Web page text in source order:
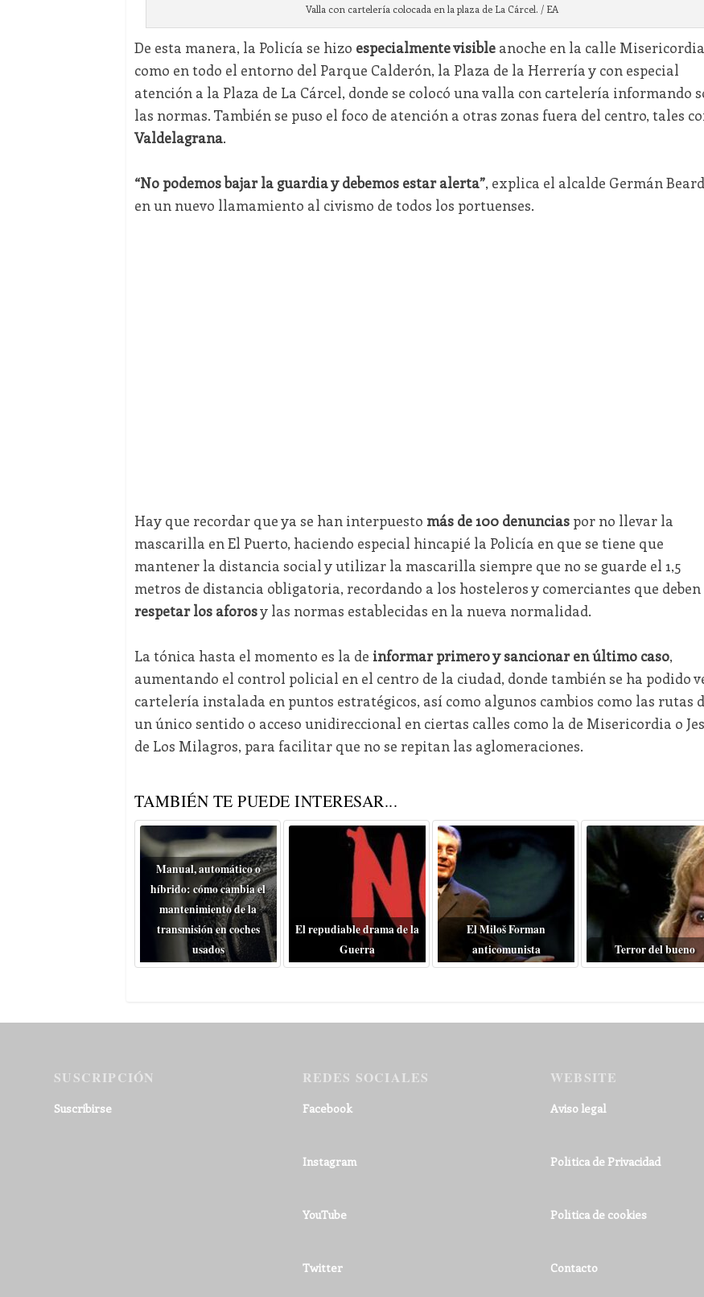
Valla con cartelería colocada en la plaza de La Cárcel. / EA
De esta manera, la Policía se hizo especialmente visibleanoche en la calle
como en todo el entorno del Parque Calderón, la Plaza de la Herrería y con especial
atención a la Plaza de La Cárcel, donde se colocó una valla con cartelería informando
las normas. También se puso el foco de atención a otras zonas fuera del centro, tales
Valdelagrana.
“No podemos bajar la guardia y debemos estar alerta”, explica el alcalde Germán
en un nuevo llamamiento al civismo de todos los portuenses.
Hay que recordar que ya se han interpuesto más de 100 denunciaspor no llevar la
mascarilla en El Puerto, haciendo especial hincapié la Policía en que se tiene que
mantener la distancia social y utilizar la mascarilla siempre que no se guarde el 1,5
metros de distancia obligatoria, recordando a los hosteleros y comerciantes que deben
respetar los aforosy las normas establecidas en la nueva normalidad.
La tónica hasta el momento es la de informar primero y sancionar en último caso,
aumentando el control policial en el centro de la ciudad, donde también se ha podido
cartelería instalada en puntos estratégicos, así como algunos cambios como las rutas
un único sentido o acceso unidireccional en ciertas calles como la de Misericordia o
de Los Milagros, para facilitar que no se repitan las aglomeraciones.
TAMBIÉN TE PUEDE INTERESAR...
Manual, automático o
híbrido: cómo cambia el
mantenimiento de la
transmisión en coches
usados
El repudiable drama de la
Guerra
El Miloš Forman
anticomunista
Terror del bueno
SUSCRIPCIÓN
Suscribirse
REDES SOCIALES
Facebook
Instagram
YouTube
Twitter
WEBSITE
Aviso legal
Política de Privacidad
Política de cookies
Contacto